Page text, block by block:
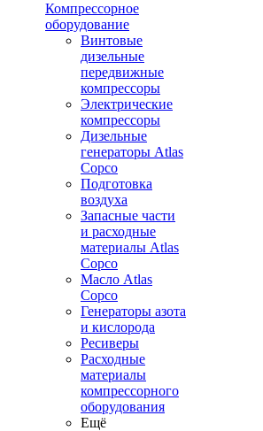
Компрессорное
оборудование
Винтовые
дизельные
передвижные
компрессоры
Электрические
компрессоры
Дизельные
генераторы Atlas
Copco
Подготовка
воздуха
Запасные части
и расходные
материалы Atlas
Copco
Масло Atlas
Copco
Генераторы азота
и кислорода
Ресиверы
Расходные
материалы
компрессорного
оборудования
Ещё